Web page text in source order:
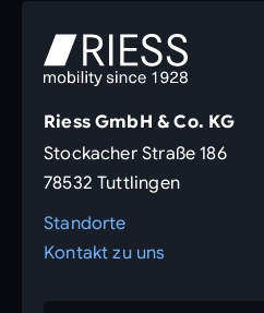
Riess GmbH & Co. KG
Stockacher Straße 186
78532 Tuttlingen
Standorte
Kontakt zu uns